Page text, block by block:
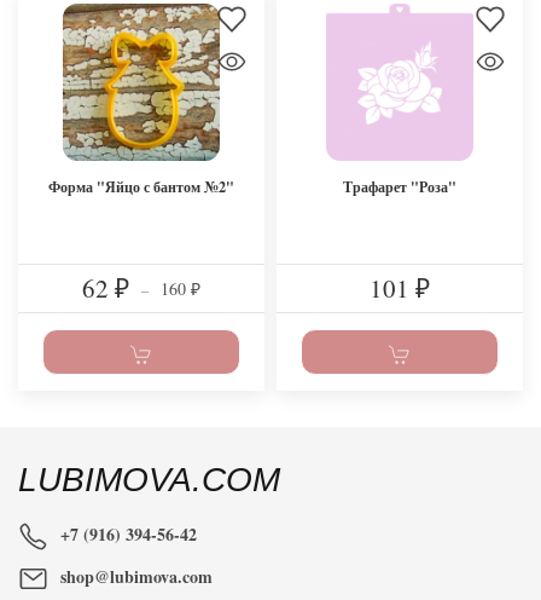
Форма "Яйцо с бантом №2"
62 ₽ – 160 ₽
Трафарет "Роза"
101 ₽
LUBIMOVA.COM
+7 (916) 394-56-42
shop@lubimova.com